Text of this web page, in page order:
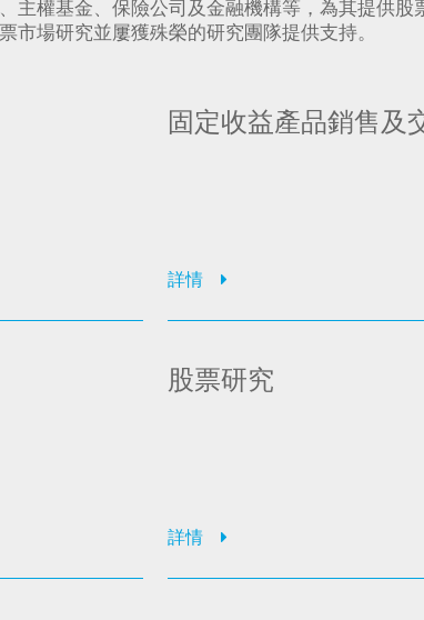
主權基金、保險公司及金融機構等，為其提供
場研究並屢獲殊榮的研究團隊提供支持。
固定收益產品銷售及
詳情
股票研究
詳情